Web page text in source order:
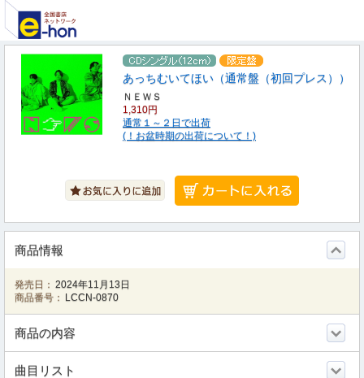
あっちむいてほい（通常盤（初回プレス））
ＮＥＷＳ
1,310円
通常１～２日で出荷
(！お盆時期の出荷について！)
商品情報
発売日： 2024年11月13日
商品番号：
LCCN-0870
商品の内容
曲目リスト